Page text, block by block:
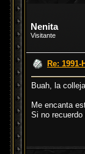
Nenita
Visitante
Re:
Buah, la
Me encanta
Si no